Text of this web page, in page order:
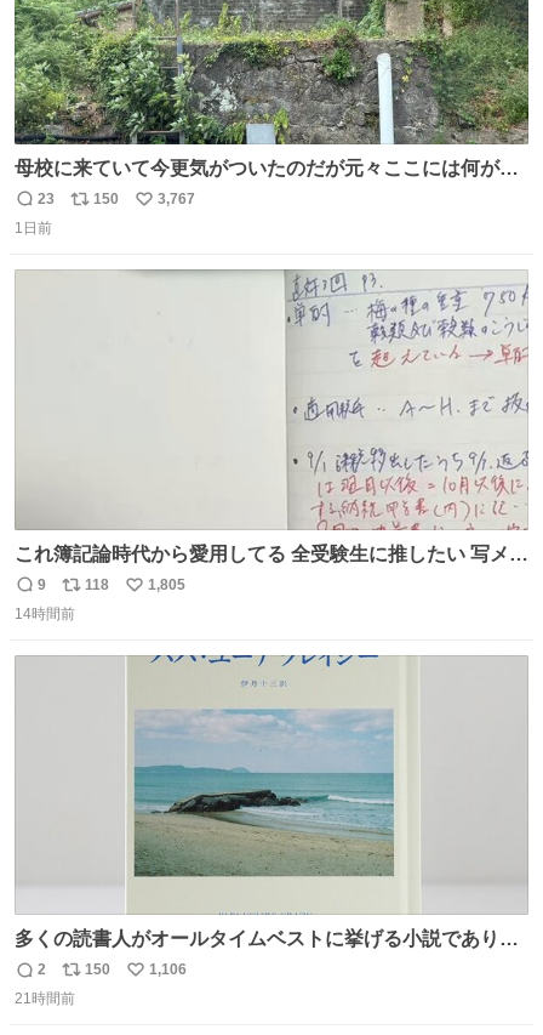
母校に来ていて今更気がついたのだが元々ここには何があ
ったのだろう…？_:(´ཀ`」 ∠):
返
信
23
リ
150
い
3,767
1日前
これ簿記論時代から愛用してる 全受験生に推したい 写メし
たとこ、ピーーてレシートよりひと回り大きいサイズくら
いで、シールで出てくるからペターって貼って間違ったと
返
信
9
リ
ポ
118
い
1,805
14時間前
多くの読書人がオールタイムベストに挙げる小説でありな
がら長いこと絶版になっていた本書、思い入れの深い小さ
な版元さんからとても美しい装丁で復刊されました。い
返
信
2
リ
ポ
150
い
1,106
21時間前